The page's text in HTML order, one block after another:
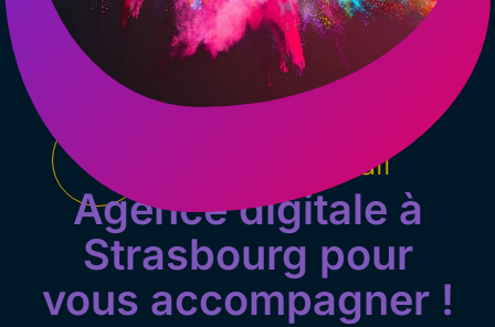
Faites du bon travail
Agence digitale à
Strasbourg pour
vous accompagner !